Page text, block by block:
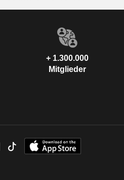
+ 1.300.000
Mitglieder